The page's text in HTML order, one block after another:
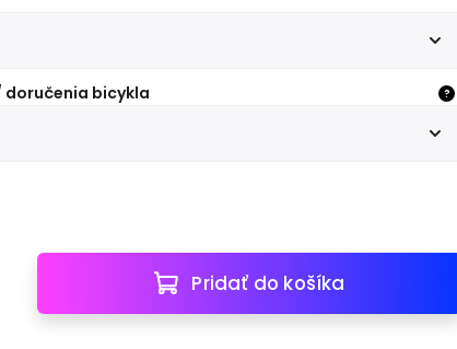
doručenia bicykla ?
Pridať do košíka